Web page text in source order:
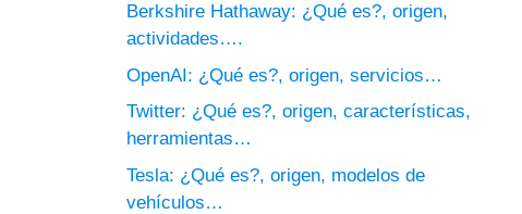
Berkshire Hathaway: ¿Qué es?, origen,
actividades….
OpenAI: ¿Qué es?, origen, servicios…
Twitter: ¿Qué es?, origen, características,
herramientas…
Tesla: ¿Qué es?, origen, modelos de
vehículos…